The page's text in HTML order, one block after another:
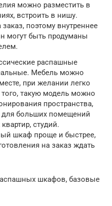
можно разместить в
встроить в нишу.
поэтому внутреннее
могут быть продуманы
распашные
Мебель можно
при желании легко
такую модель можно
пространства,
для больших помещений
студий.
шкаф проще и быстрее,
на заказ ждать
шкафов, базовые